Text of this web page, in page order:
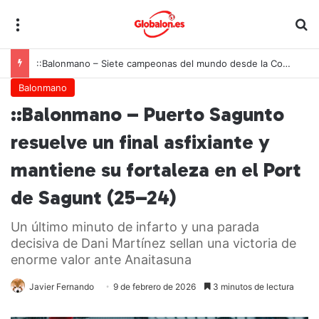
::Baloncesto 3×3 – España convierte la Nations League 3×3 en territorio propio
Balonmano
::Balonmano – Puerto Sagunto
resuelve un final asfixiante y
mantiene su fortaleza en el Port
de Sagunt (25–24)
Un último minuto de infarto y una parada
decisiva de Dani Martínez sellan una victoria de
enorme valor ante Anaitasuna
Javier Fernando 9 de febrero de 2026 3 minutos de lectura